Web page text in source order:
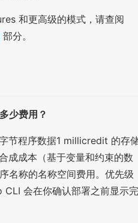
和更高级的模式，请查阅
部分。
少费用？
节程序数据1 millicredit 的存
成成本（基于变量和约束的数
名称的名称空间费用。优先级
会在你确认部署之前显示完